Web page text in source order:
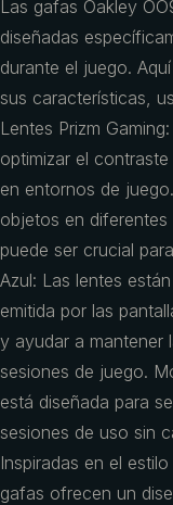
Las gafas Oakley
diseñadas
durante el juego.
sus características,
Lentes Prizm
optimizar el
en entornos de
objetos en
puede ser crucial
Azul: Las lentes
emitida por las
y ayudar a mantener
sesiones de juego.
está diseñada para
sesiones de uso sin
Inspiradas en el
gafas ofrecen un